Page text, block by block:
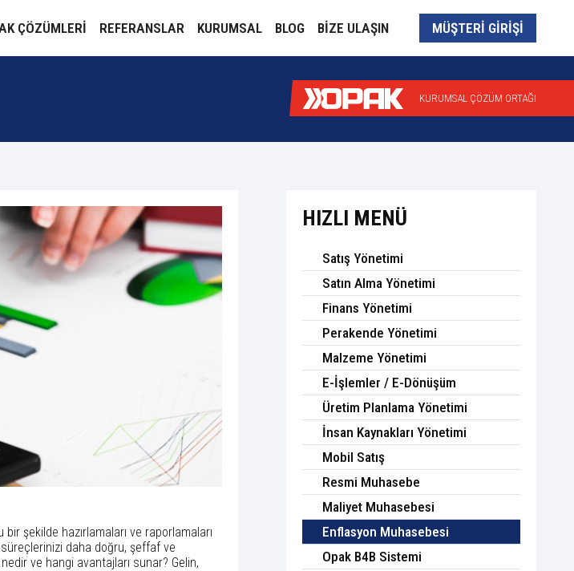
MÜŞTERİ GİRİŞİ
ÇÖZÜMLERİ REFERANSLAR KURUMSAL BLOG BİZE ULAŞIN
KURUMSAL ÇÖZÜM ORTAĞI
HIZLI MENÜ
Satış Yönetimi
Satın Alma Yönetimi
Finans Yönetimi
Perakende Yönetimi
Malzeme Yönetimi
E-İşlemler / E-Dönüşüm
Üretim Planlama Yönetimi
İnsan Kaynakları Yönetimi
Mobil Satış
Resmi Muhasebe
Maliyet Muhasebesi
Enflasyon Muhasebesi
Opak B4B Sistemi
şekilde hazırlamaları ve raporlamaları
daha doğru, şeffaf ve
ve hangi avantajları sunar? Gelin,